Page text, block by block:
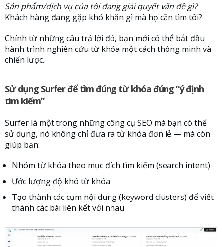
Sản phẩm/dịch vụ của tôi đang giải quyết vấn đề gì?
Khách hàng đang gặp khó khăn gì mà họ cần tìm tôi?
Chính từ những câu trả lời đó, bạn mới có thể bắt đầu
hành trình nghiên cứu từ khóa một cách thông minh và
chiến lược.
Sử dụng Surfer để tìm đúng từ khóa đúng “ý định
tìm kiếm”
Surfer là một trong những công cụ SEO mà bạn có thể
sử dụng, nó không chỉ đưa ra từ khóa đơn lẻ — mà còn
giúp bạn:
Nhóm từ khóa theo mục đích tìm kiếm (search intent)
Ước lượng độ khó từ khóa
Tạo thành các cụm nội dung (keyword clusters) để viết
thành các bài liên kết với nhau